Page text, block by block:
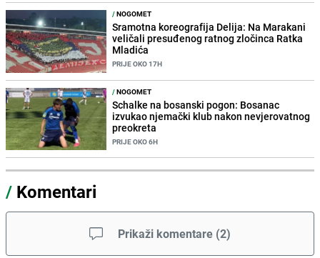
/NOGOMET
Sramotna koreografija Delija: Na Marakani
veličali presuđenog ratnog zločinca Ratka
Mladića
PRIJE OKO 17H
/NOGOMET
Schalke na bosanski pogon: Bosanac
izvukao njemački klub nakon nevjerovatnog
preokreta
PRIJE OKO 6H
/ Komentari
Prikaži komentare (2)